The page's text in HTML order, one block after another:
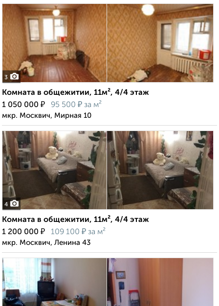
3
Комната в общежитии, 11м², 4/4 этаж
1 050 000 ₽ 95 500 ₽ за м²
мкр. Москвич, Мирная 10
4
Комната в общежитии, 11м², 4/4 этаж
1 200 000 ₽ 109 100 ₽ за м²
мкр. Москвич, Ленина 43